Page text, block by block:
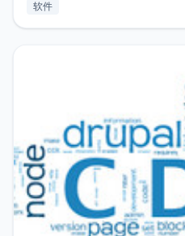
件间频繁切换，仅凭 HexHub
软件